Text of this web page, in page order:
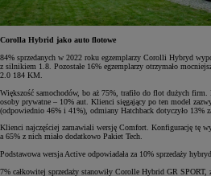
Corolla Hybrid jako auto flotowe
84% sprzedanych w 2022 roku egzemplarzy Corolli Hybryd
z silnikiem 1.8. Pozostałe 16% egzemplarzy otrzymało
2.0 184 KM.
Większość samochodów, bo aż 75%, trafiło do flot dużych
osoby prywatne – 10% aut. Klienci sięgający po ten model
(odpowiednio 46% i 41%), odmiany Hatchback dotyczyło 13%
Klienci najczęściej zamawiali wersję Comfort. Konfigurację tę
a 65% z nich miało dodatkowo Pakiet Tech.
Podstawowa wersja Active odpowiadała za 10% sprzedaży
7% całkowitej sprzedaży stanowiły Corolle Hybrid GR SPORT,